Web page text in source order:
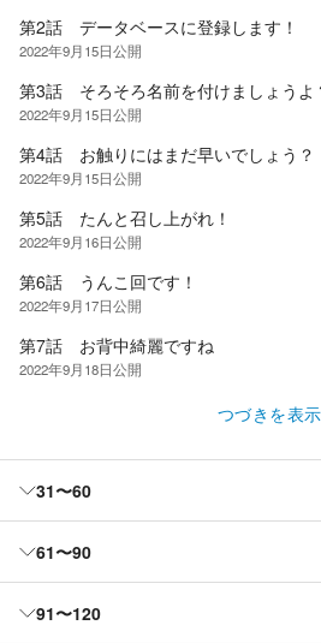
第2話 データベースに登録します！
2022年9月15日公開
第3話 そろそろ名前を付けましょうよ
2022年9月15日公開
第4話 お触りにはまだ早いでしょう？
2022年9月15日公開
第5話 たんと召し上がれ！
2022年9月16日公開
第6話 うんこ回です！
2022年9月17日公開
第7話 お背中綺麗ですね
2022年9月18日公開
つづきを表示
31〜60
61〜90
91〜120